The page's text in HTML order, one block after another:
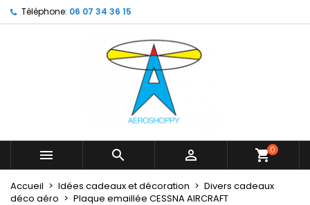
Téléphone: 06 07 34 36 15
   shopping_cart0
Accueil Idées cadeaux et décoration
Divers cadeaux
déco aéro
Plaque emaillée CESSNA AIRCRAFT
My wishlists ×
Create new list
Créer une liste d'envies ×
Nom de la liste d'envies
Connexion ×
Vous devez être connecté pour ajouter des produits
Annuler